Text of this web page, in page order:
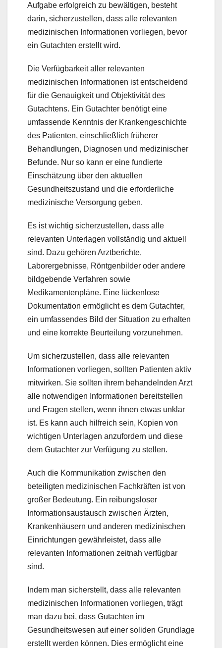
Aufgabe erfolgreich zu bewältigen, besteht
darin, sicherzustellen, dass alle relevanten
medizinischen Informationen vorliegen, bevor
ein Gutachten erstellt wird.
Die Verfügbarkeit aller relevanten
medizinischen Informationen ist entscheidend
für die Genauigkeit und Objektivität des
Gutachtens. Ein Gutachter benötigt eine
umfassende Kenntnis der Krankengeschichte
des Patienten, einschließlich früherer
Behandlungen, Diagnosen und medizinischer
Befunde. Nur so kann er eine fundierte
Einschätzung über den aktuellen
Gesundheitszustand und die erforderliche
medizinische Versorgung geben.
Es ist wichtig sicherzustellen, dass alle
relevanten Unterlagen vollständig und aktuell
sind. Dazu gehören Arztberichte,
Laborergebnisse, Röntgenbilder oder andere
bildgebende Verfahren sowie
Medikamentenpläne. Eine lückenlose
Dokumentation ermöglicht es dem Gutachter,
ein umfassendes Bild der Situation zu erhalten
und eine korrekte Beurteilung vorzunehmen.
Um sicherzustellen, dass alle relevanten
Informationen vorliegen, sollten Patienten aktiv
mitwirken. Sie sollten ihrem behandelnden Arzt
alle notwendigen Informationen bereitstellen
und Fragen stellen, wenn ihnen etwas unklar
ist. Es kann auch hilfreich sein, Kopien von
wichtigen Unterlagen anzufordern und diese
dem Gutachter zur Verfügung zu stellen.
Auch die Kommunikation zwischen den
beteiligten medizinischen Fachkräften ist von
großer Bedeutung. Ein reibungsloser
Informationsaustausch zwischen Ärzten,
Krankenhäusern und anderen medizinischen
Einrichtungen gewährleistet, dass alle
relevanten Informationen zeitnah verfügbar
sind.
Indem man sicherstellt, dass alle relevanten
medizinischen Informationen vorliegen, trägt
man dazu bei, dass Gutachten im
Gesundheitswesen auf einer soliden Grundlage
erstellt werden können. Dies ermöglicht eine